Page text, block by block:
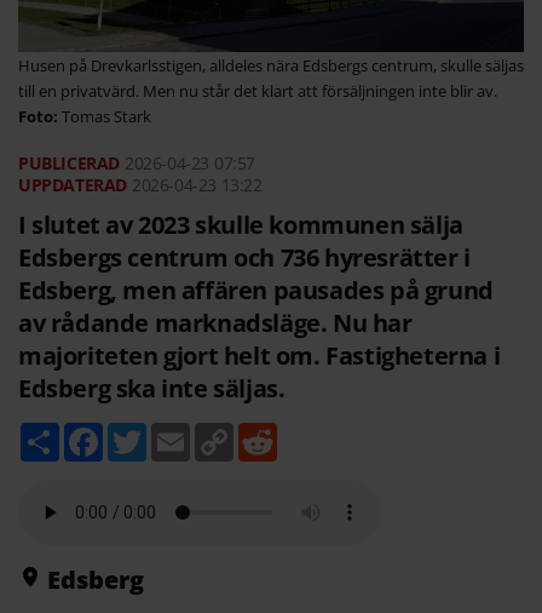
Husen på Drevkarlsstigen, alldeles nära Edsbergs centrum, skulle säljas
till en privatvärd. Men nu står det klart att försäljningen inte blir av.
Tomas Stark
2026-04-23 07:57
2026-04-23 13:22
I slutet av 2023 skulle kommunen sälja
Edsbergs centrum och 736 hyresrätter i
Edsberg, men affären pausades på grund
av rådande marknadsläge. Nu har
majoriteten gjort helt om. Fastigheterna i
Edsberg ska inte säljas.
D
e
F
b
T
w
t
E
m
C
o
Edsberg